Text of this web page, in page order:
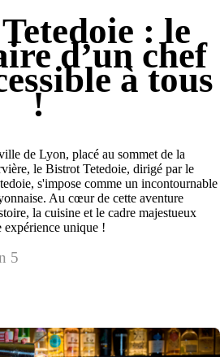
: le
d’un chef
à tous
!
de Lyon, placé au sommet de la
le Bistrot Tetedoie, dirigé par le
s'impose comme un incontournable
Au cœur de cette aventure
la cuisine et le cadre majestueux
unique !
5